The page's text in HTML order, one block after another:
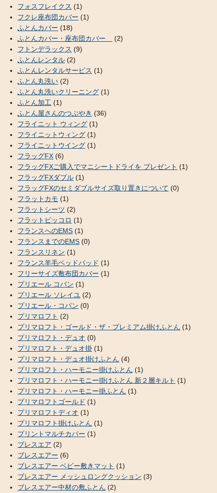
フォスフレイクス (1)
フクレ座布団カバー (1)
ふとんカバー (18)
ふとんカバー・座布団カバー
(2)
フトンデラックス (9)
ふとんレンタル (2)
ふとんレンタルサービス (1)
ふとん丸洗い (2)
ふとん丸洗いクリーニング (1)
ふとん加工 (1)
ふとん屋さんのつぶやき (36)
フライニット ウィング (1)
フライニットウィング (1)
フライニットウイング (1)
フラッグFX (6)
フラッグFXご購入でマニシートドライを プレゼント (1)
フラッグFXダブル (1)
フラッグFXのセミダブルサイズ取り置きについて (0)
フラットカモ (1)
フラットシーツ (2)
フラットピッコロ (1)
フランスへのEMS (1)
フランスまでのEMS (0)
フランスリネン (1)
フランス羊毛ベッドパッド (1)
フリーサイズ敷布団カバー (1)
プリエール コパン (1)
プリエール ソレイユ (2)
プリエール・コパン (0)
プリマロフト (2)
プリマロフト・ゴールド・ザ・プレミアム掛けふとん (1)
プリマロフト・デュオ (0)
プリマロフト・デュオ掛 (1)
プリマロフト・デュオ掛けふとん (4)
プリマロフト・ハーモニー掛けふとん (1)
プリマロフト・ハーモニー掛けふとん 新２層キルト (1)
プリマロフト・ハーモニー掛ふとん (1)
プリマロフトゴールド (1)
プリマロフトディオ (1)
プリマロフト掛けふとん (1)
プリントマルチカバー (1)
ブレスエア (2)
ブレスエアー (6)
ブレスエアー ベビー敷きマット (1)
ブレスエアー メッシュロングクッション (3)
ブレスエアー中材の敷ふとん (2)